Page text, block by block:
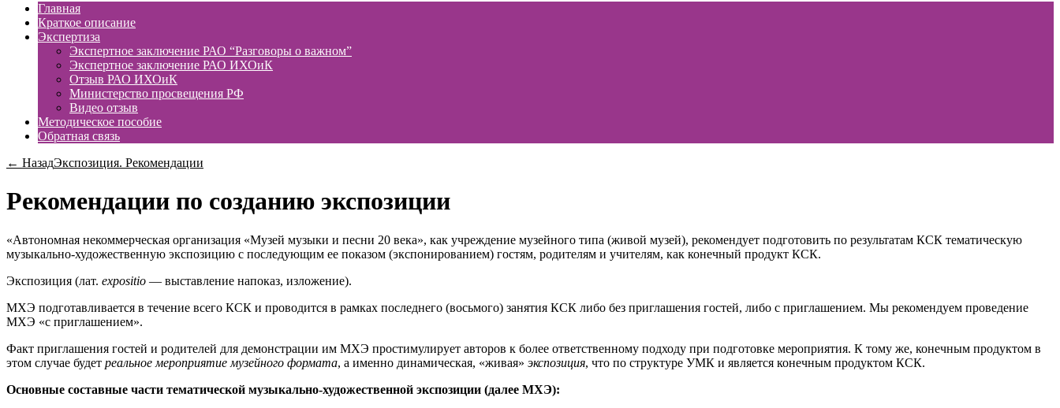
Главная
Краткое описание
Экспертиза
Экспертное заключение РАО “Разговоры о важном”
Экспертное заключение РАО ИХОиК
Отзыв РАО ИХОиК
Министерство просвещения РФ
Видео отзыв
Методическое пособие
Обратная связь
← НазадЭкспозиция. Рекомендации
Рекомендации по созданию экспозиции
«Автономная некоммерческая организация «Музей музыки и песни 20 века», как учреждение музейного типа (живой музей), рекомендует подготовить по результатам КСК тематическую
музыкально-художественную экспозицию с последующим ее показом (экспонированием) гостям, родителям и учителям, как конечный продукт КСК.
Экспозиция (лат. expositio — выставление напоказ, изложение).
МХЭ подготавливается в течение всего КСК и проводится в рамках последнего (восьмого) занятия КСК либо без приглашения гостей, либо с приглашением. Мы рекомендуем проведение
МХЭ «с приглашением».
Факт приглашения гостей и родителей для демонстрации им МХЭ простимулирует авторов к более ответственному подходу при подготовке мероприятия. К тому же, конечным продуктом в
этом случае будет реальное мероприятие музейного формата, а именно динамическая, «живая» экспозиция, что по структуре УМК и является конечным продуктом КСК.
Основные составные части тематической музыкально-художественной экспозиции (далее МХЭ):